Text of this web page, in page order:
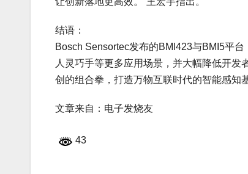
结语：
Bosch Sensortec发布的BMI423与BMI5平
人灵巧手等更多应用场景，并大幅降低开
创的组合拳，打造万物互联时代的智能感知
文章来自：电子发烧友
43